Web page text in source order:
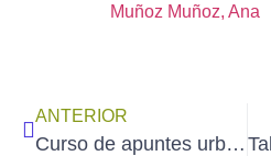
Muñoz Muñoz, Ana
ANTERIOR
Curso de apuntes urbanos rápidos de acuarela: «Madrid al Natural 2026», impartido por JAVIER DEL VALLE (22 al 26 de junio)